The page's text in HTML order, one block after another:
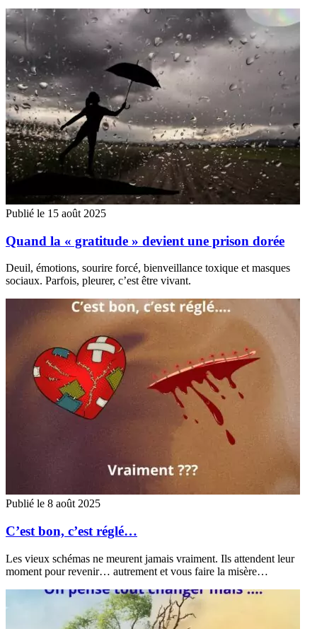
Publié le 15 août 2025
Quand la « gratitude » devient une prison dorée
Deuil, émotions, sourire forcé, bienveillance toxique et masques
sociaux. Parfois, pleurer, c’est être vivant.
Publié le 8 août 2025
C’est bon, c’est réglé…
Les vieux schémas ne meurent jamais vraiment. Ils attendent leur
moment pour revenir… autrement et vous faire la misère…